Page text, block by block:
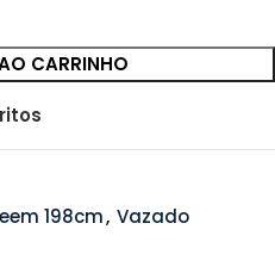
CARRINHO
198cm, Vazado